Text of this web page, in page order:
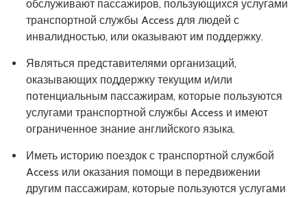
обслуживают пассажиров, пользующихся услугами
транспортной службы Access для людей с
инвалидностью, или оказывают им поддержку.
Являться представителями организаций,
оказывающих поддержку текущим и/или
потенциальным пассажирам, которые пользуются
услугами транспортной службы Access и имеют
ограниченное знание английского языка.
Иметь историю поездок с транспортной службой
Access или оказания помощи в передвижении
другим пассажирам, которые пользуются услугами